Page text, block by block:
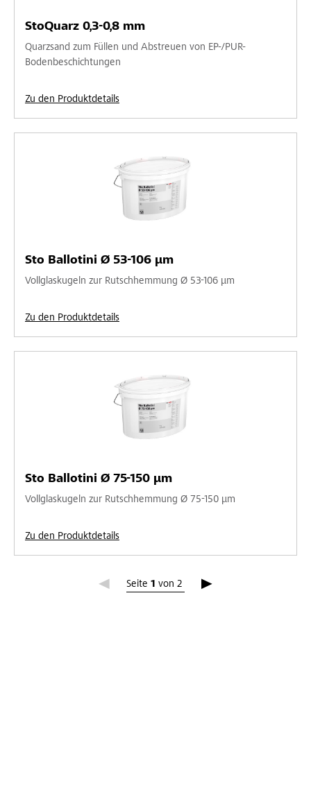
StoQuarz 0,3-0,8 mm
Quarzsand zum Füllen und Abstreuen von EP-/PUR-
Bodenbeschichtungen
Zu den Produktdetails
Sto Ballotini Ø 53-106 µm
Vollglaskugeln zur Rutschhemmung Ø 53-106 µm
Zu den Produktdetails
Sto Ballotini Ø 75-150 µm
Vollglaskugeln zur Rutschhemmung Ø 75-150 µm
Zu den Produktdetails
Seite 1 von 2
Seite 1